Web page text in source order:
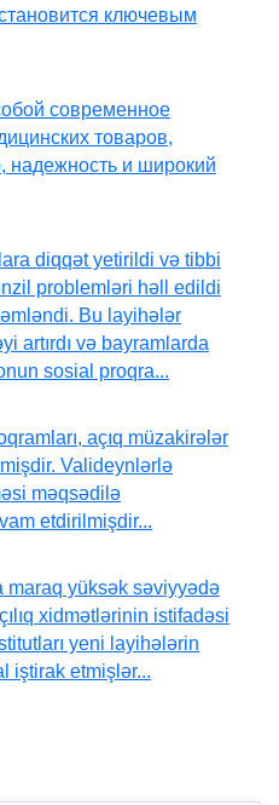
ключевым
современное
товаров,
надежность и широкий
diqqət yetirildi və tibbi
problemləri həll edildi
Bu layihələr
artırdı və bayramlarda
sosial proqra...
açıq müzakirələr
Valideynlərlə
məqsədilə
etdirilmişdir...
maraq yüksək səviyyədə
xidmətlərinin istifadəsi
yeni layihələrin
iştirak etmişlər...